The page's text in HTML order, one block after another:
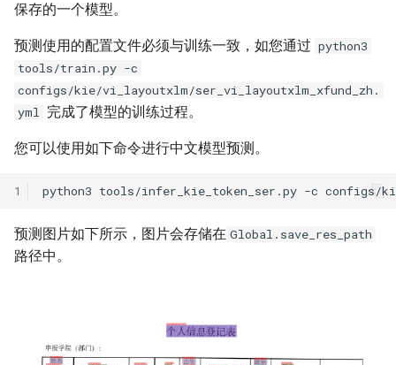
保存的一个模型。
预测使用的配置文件必须与训练一致，如您通过 python3
tools/train.py -c
configs/kie/vi_layoutxlm/ser_vi_layoutxlm_xfund_zh.
yml 完成了模型的训练过程。
您可以使用如下命令进行中文模型预测。
1 python3 tools/infer_kie_token_ser.py -c configs/
预测图片如下所示，图片会存储在 Global.save_res_path
路径中。